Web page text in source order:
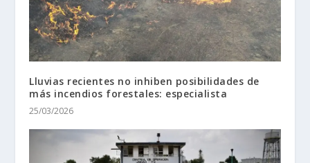
Lluvias recientes no inhiben posibilidades de
más incendios forestales: especialista
25/03/2026